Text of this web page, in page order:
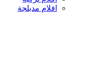
افلام مدبلجة